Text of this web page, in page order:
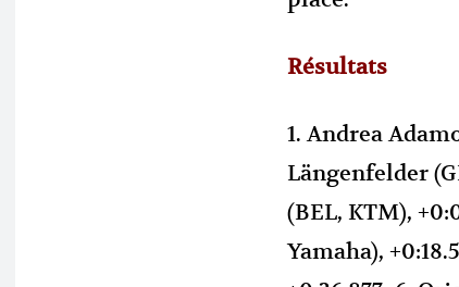
Résultats
1. Andrea
Längenfelder
(BEL, KTM),
Yamaha),